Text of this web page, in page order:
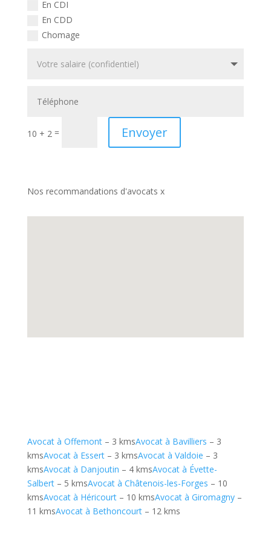
En CDI
En CDD
Chomage
10 + 2 = Envoyer
Nos recommandations d'avocats x
Avocat à Offemont– 3 kmsAvocat à Bavilliers – 3
kmsAvocat à Essert– 3 kmsAvocat à Valdoie – 3
kmsAvocat à Danjoutin – 4 kmsAvocat à Évette-
Salbert– 5 kmsAvocat à Châtenois-les-Forges – 10
kmsAvocat à Héricourt– 10 kmsAvocat à Giromagny–
11 kmsAvocat à Bethoncourt– 12 kms